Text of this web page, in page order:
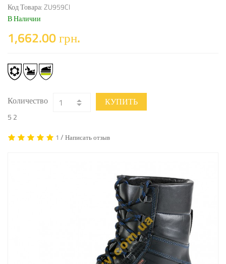
Код Товара: ZU959CI
В Наличии
1,662.00 грн.
Количество КУПИТЬ
5 2
1 / Написать отзыв